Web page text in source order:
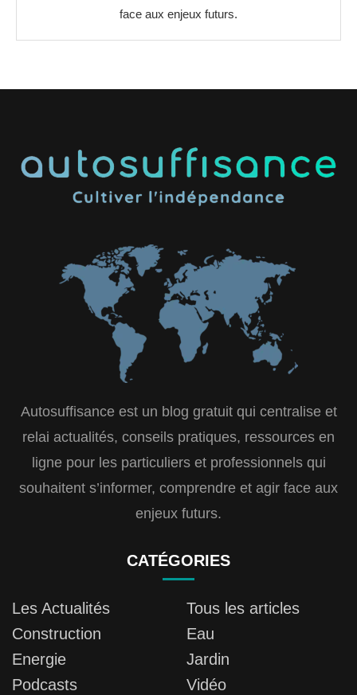
face aux enjeux futurs.
Autosuffisance est un blog gratuit qui centralise et
relai actualités, conseils pratiques, ressources en
ligne pour les particuliers et professionnels qui
souhaitent s’informer, comprendre et agir face aux
enjeux futurs.
CATÉGORIES
Les Actualités
Tous les articles
Construction
Eau
Energie
Jardin
Podcasts
Vidéo